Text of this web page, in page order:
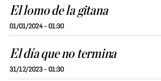
El lomo de la gitana
01/01/2024 - 01:30
El día que no termina
31/12/2023 - 01:30